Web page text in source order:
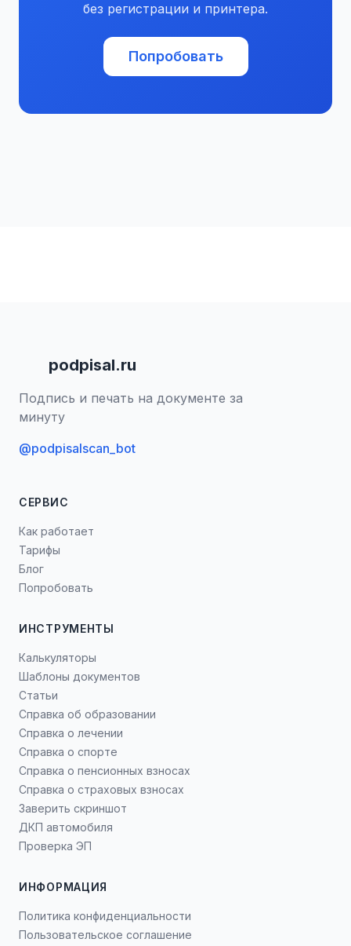
без регистрации и принтера.
Попробовать
podpisal.ru
Подпись и печать на документе за
минуту
@podpisalscan_bot
СЕРВИС
Как работает
Тарифы
Блог
Попробовать
ИНСТРУМЕНТЫ
Калькуляторы
Шаблоны документов
Статьи
Справка об образовании
Справка о лечении
Справка о спорте
Справка о пенсионных взносах
Справка о страховых взносах
Заверить скриншот
ДКП автомобиля
Проверка ЭП
ИНФОРМАЦИЯ
Политика конфиденциальности
Пользовательское соглашение